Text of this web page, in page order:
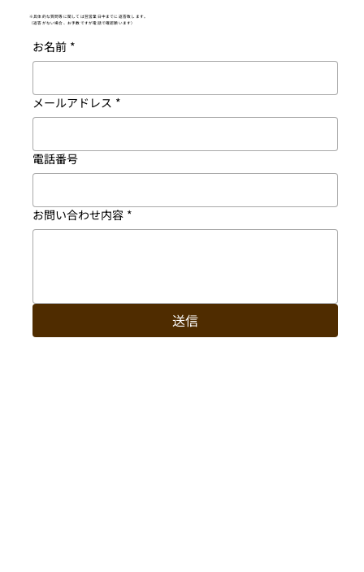
※具体的な質問等に関しては翌営業日中までに返答致します。
（返答がない場合、お手数ですが電話で確認願います）
お名前 *
メールアドレス *
電話番号
お問い合わせ内容 *
送信